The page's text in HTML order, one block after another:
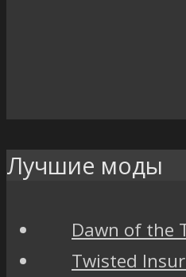
Лучшие моды
Dawn of the
Twisted